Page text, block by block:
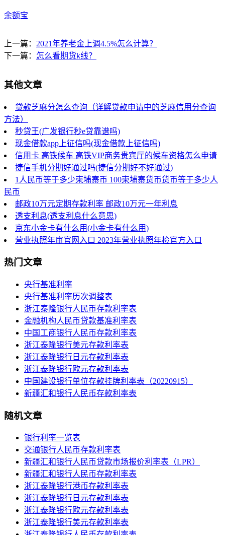
余额宝
上一篇： 2021年养老金上调4.5%怎么计算？
下一篇： 怎么看期货k线？
其他文章
贷款芝麻分怎么查询（详解贷款申请中的芝麻信用分查询
方法）
秒贷王(广发银行秒e贷靠谱吗)
现金借款app上征信吗(现金借款上征信吗)
信用卡 高铁候车 高铁VIP商务贵宾厅的候车资格怎么申请
捷信手机分期好通过吗(捷信分期好不好通过)
1人民币等于多少柬埔寨币 100柬埔寨货币货币等于多少人
民币
邮政10万元定期存款利率 邮政10万元一年利息
透支利息(透支利息什么意思)
京东小金卡有什么用(小金卡有什么用)
营业执照年审官网入口 2023年营业执照年检官方入口
热门文章
央行基准利率
央行基准利率历次调整表
浙江泰隆银行人民币存款利率表
金融机构人民币贷款基准利率表
中国工商银行人民币存款利率表
浙江泰隆银行美元存款利率表
浙江泰隆银行日元存款利率表
浙江泰隆银行欧元存款利率表
中国建设银行单位存款挂牌利率表（20220915）
新疆汇和银行人民币存款利率表
随机文章
银行利率一览表
交通银行人民币存款利率表
新疆汇和银行人民币贷款市场报价利率表（LPR）
新疆汇和银行人民币存款利率表
浙江泰隆银行港币存款利率表
浙江泰隆银行日元存款利率表
浙江泰隆银行欧元存款利率表
浙江泰隆银行美元存款利率表